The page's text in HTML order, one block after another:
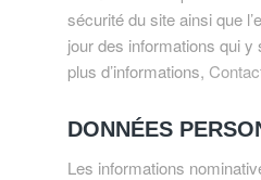
sécurité du site ainsi que
jour des informations qui
plus d’informations,
DONNÉES
Les informations